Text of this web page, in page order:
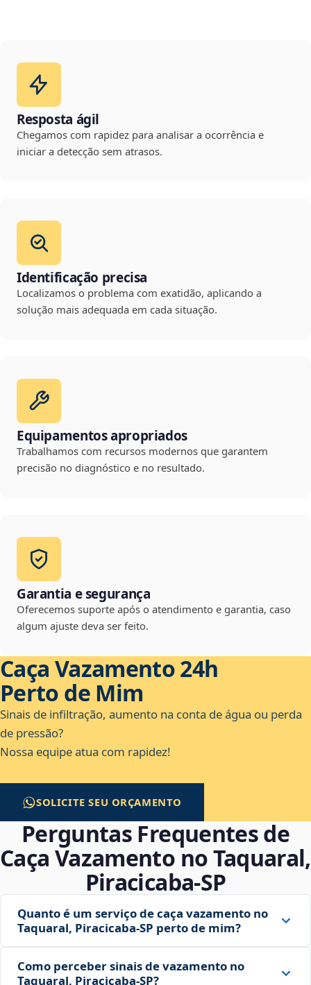
Resposta ágil
Chegamos com rapidez para analisar a ocorrência e
iniciar a detecção sem atrasos.
Identificação precisa
Localizamos o problema com exatidão, aplicando a
solução mais adequada em cada situação.
Equipamentos apropriados
Trabalhamos com recursos modernos que garantem
precisão no diagnóstico e no resultado.
Garantia e segurança
Oferecemos suporte após o atendimento e garantia, caso
algum ajuste deva ser feito.
Caça Vazamento 24h
Perto de Mim
Sinais de infiltração, aumento na conta de água ou perda
de pressão?
Nossa equipe atua com rapidez!
SOLICITE SEU ORÇAMENTO
Perguntas Frequentes de
Caça Vazamento no Taquaral,
Piracicaba‑SP
Quanto é um serviço de caça vazamento no
Taquaral, Piracicaba‑SP perto de mim?
Como perceber sinais de vazamento no
Taquaral, Piracicaba‑SP?